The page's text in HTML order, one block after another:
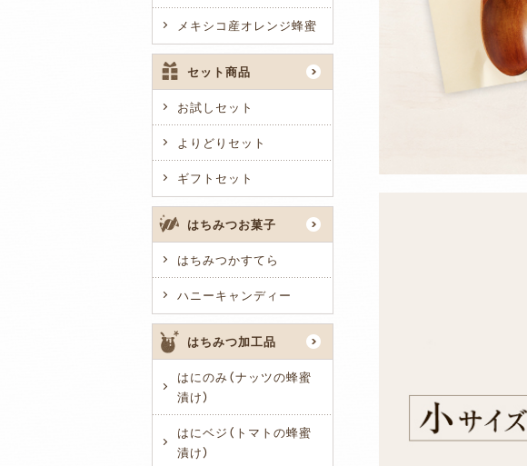
メキシコ産オレンジ蜂蜜
セット商品
お試しセット
よりどりセット
ギフトセット
はちみつお菓子
はちみつかすてら
ハニーキャンディー
はちみつ加工品
はにのみ（ナッツの蜂蜜
漬け）
はにベジ（トマトの蜂蜜
漬け）